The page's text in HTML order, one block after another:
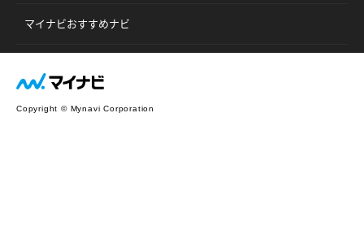
マイナビおすすめナビ
Copyright © Mynavi Corporation